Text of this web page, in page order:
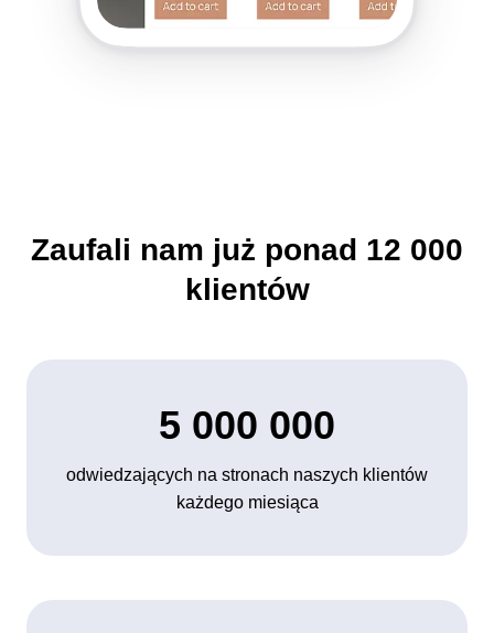
Zaufali nam już ponad 12 000
klientów
5 000 000
odwiedzających na stronach naszych klientów
każdego miesiąca